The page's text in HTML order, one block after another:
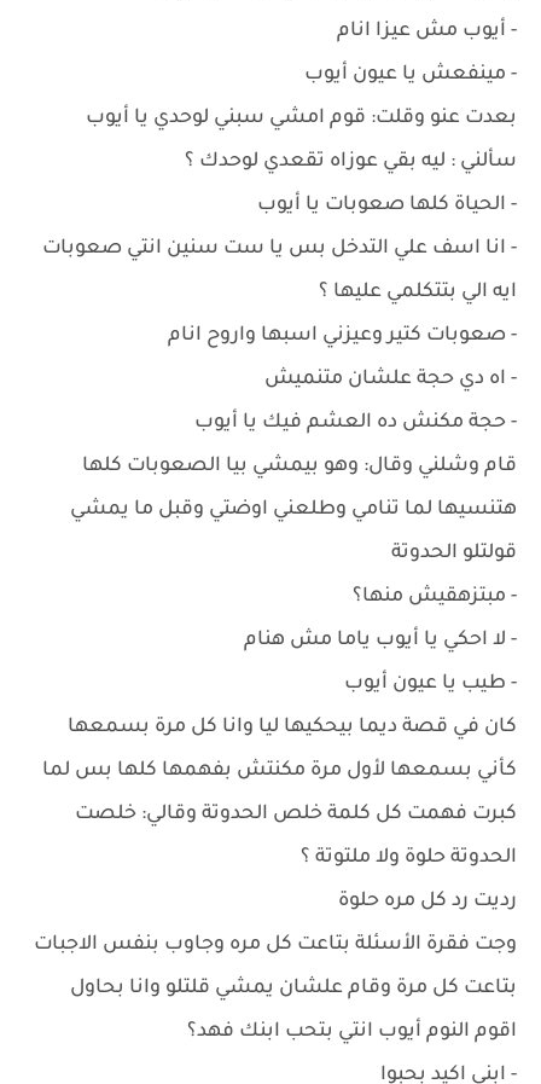
- أيوب مش عيزا انام
- مينفعش يا عيون أيوب
بعدت عنو وقلت: قوم امشي سبني لوحدي يا أيوب
سألني : ليه بقي عوزاه تقعدي لوحدك ؟
- الحياة كلها صعوبات يا أيوب
- انا اسف علي التدخل بس يا ست سنين انتي صعوبات
ايه الي بتتكلمي عليها ؟
- صعوبات كتير وعيزني اسبها واروح انام
- اه دي حجة علشان متنميش
- حجة مكنش ده العشم فيك يا أيوب
قام وشلني وقال: وهو بيمشي بيا الصعوبات كلها
هتنسيها لما تنامي وطلعني اوضتي وقبل ما يمشي
قولتلو الحدوتة
- مبتزهقيش منها؟
- لا احكي يا أيوب ياما مش هنام
- طيب يا عيون أيوب
كان في قصة ديما بيحكيها ليا وانا كل مرة بسمعها
كأني بسمعها لأول مرة مكنتش بفهمها كلها بس لما
كبرت فهمت كل كلمة خلص الحدوتة وقالي: خلصت
الحدوتة حلوة ولا ملتوتة ؟
رديت رد كل مره حلوة
وجت فقرة الأسئلة بتاعت كل مره وجاوب بنفس الاجبات
بتاعت كل مرة وقام علشان يمشي قلتلو وانا بحاول
اقوم النوم أيوب انتي بتحب ابنك فهد؟
- ابني اكيد بحبوا